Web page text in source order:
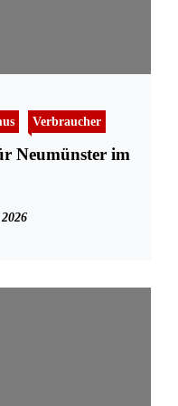
Verbraucher
Neumünster im